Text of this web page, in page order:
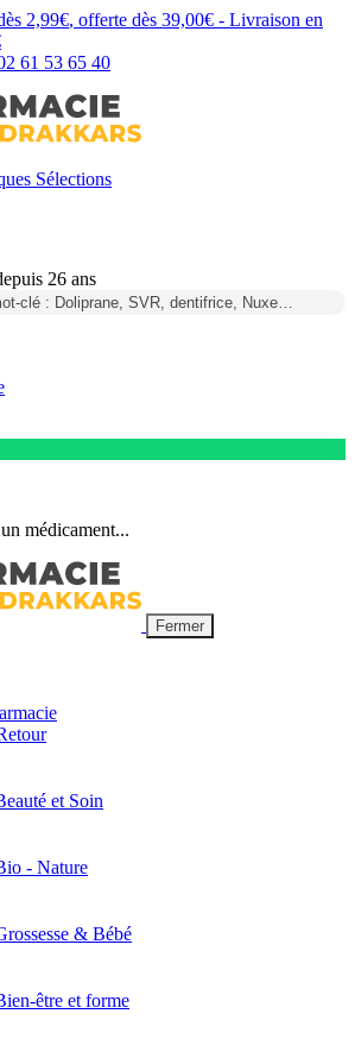
2,99€, offerte dès 39,00€ - Livraison en
61 53 65 40
Sélections
26 ans
clé : Doliprane, SVR, dentifrice, Nuxe…
médicament...
Fermer
et Soin
- Nature
& Bébé
être et forme